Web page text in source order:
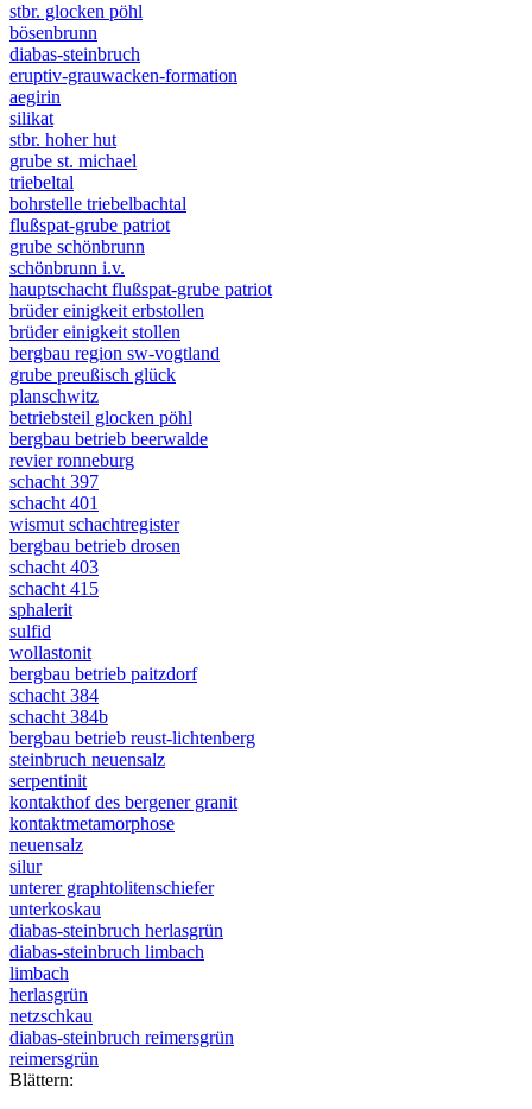
stbr. glocken pöhl
bösenbrunn
diabas-steinbruch
eruptiv-grauwacken-formation
aegirin
silikat
stbr. hoher hut
grube st. michael
triebeltal
bohrstelle triebelbachtal
flußspat-grube patriot
grube schönbrunn
schönbrunn i.v.
hauptschacht flußspat-grube patriot
brüder einigkeit erbstollen
brüder einigkeit stollen
bergbau region sw-vogtland
grube preußisch glück
planschwitz
betriebsteil glocken pöhl
bergbau betrieb beerwalde
revier ronneburg
schacht 397
schacht 401
wismut schachtregister
bergbau betrieb drosen
schacht 403
schacht 415
sphalerit
sulfid
wollastonit
bergbau betrieb paitzdorf
schacht 384
schacht 384b
bergbau betrieb reust-lichtenberg
steinbruch neuensalz
serpentinit
kontakthof des bergener granit
kontaktmetamorphose
neuensalz
silur
unterer graphtolitenschiefer
unterkoskau
diabas-steinbruch herlasgrün
diabas-steinbruch limbach
limbach
herlasgrün
netzschkau
diabas-steinbruch reimersgrün
reimersgrün
Blättern: